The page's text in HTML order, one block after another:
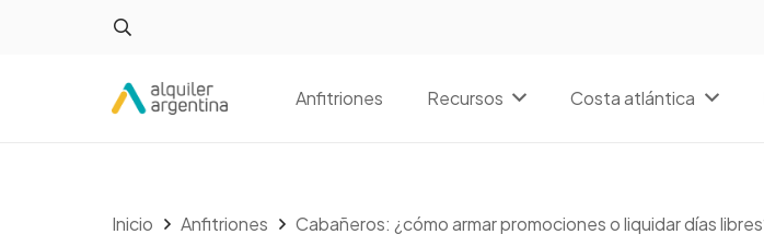
Anfitriones Recursos Costa atlántica
Inicio Anfitriones Cabañeros: ¿cómo armar promociones o liquidar días